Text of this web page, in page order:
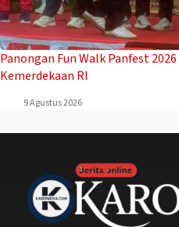
Panongan Fun Walk Panfest
Kemerdekaan RI
9 Agustus 2026